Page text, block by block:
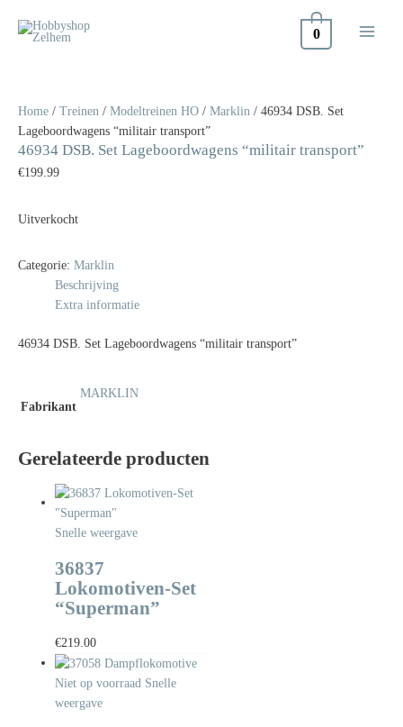
naar
0
Home / Treinen / Modeltreinen HO / Marklin / 46934 DSB. Set
Lageboordwagens “militair transport”
46934 DSB. Set Lageboordwagens “militair transport”
€199.99
Uitverkocht
Categorie: Marklin
Beschrijving
Extra informatie
46934 DSB. Set Lageboordwagens “militair transport”
Fabrikant
MARKLIN
Gerelateerde producten
Snelle weergave
36837
Lokomotiven-Set
“Superman”
€219.00
Niet op voorraad Snelle
weergave